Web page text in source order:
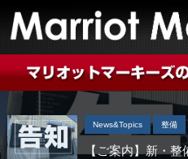
News&Topics 整備
【ご案内】新・